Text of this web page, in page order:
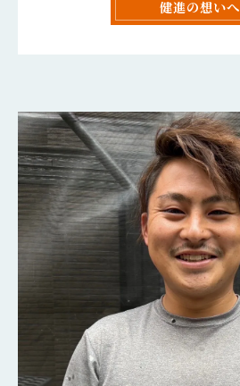
健進の想いへ